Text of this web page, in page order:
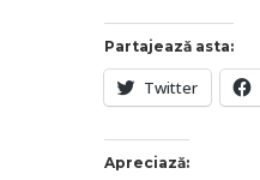
Partajează asta:
Twitter
Apreciază: